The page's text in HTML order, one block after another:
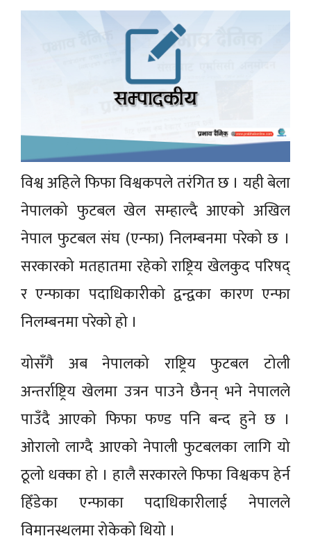
विश्व अहिले फिफा विश्वकपले तरंगित छ । यही बेला
नेपालको फुटबल खेल सम्हाल्दै आएको अखिल
नेपाल फुटबल संघ (एन्फा) निलम्बनमा परेको छ ।
सरकारको मतहातमा रहेको राष्ट्रिय खेलकुद परिषद्
र एन्फाका पदाधिकारीको द्वन्द्वका कारण एन्फा
निलम्बनमा परेको हो ।
योसँगै अब नेपालको राष्ट्रिय फुटबल टोली
अन्तर्राष्ट्रिय खेलमा उत्रन पाउने छैनन् भने नेपालले
पाउँदै आएको फिफा फण्ड पनि बन्द हुने छ ।
ओरालो लाग्दै आएको नेपाली फुटबलका लागि यो
ठूलो धक्का हो । हालै सरकारले फिफा विश्वकप हेर्न
हिँडेका एन्फाका पदाधिकारीलाई नेपालले
विमानस्थलमा रोकेको थियो ।